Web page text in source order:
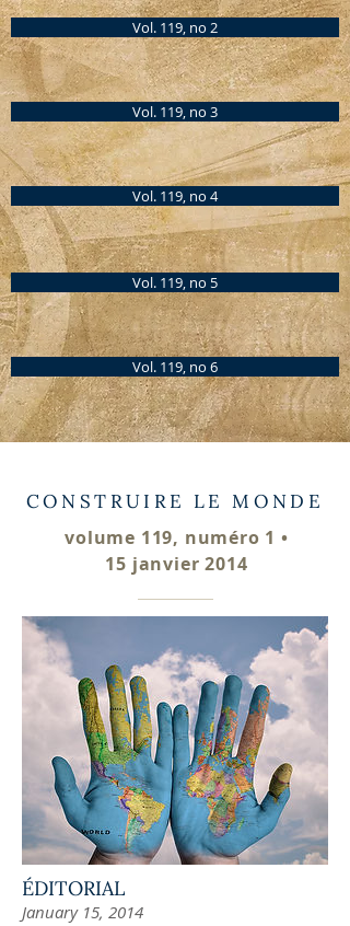
Vol. 119, no 2
Vol. 119, no 3
Vol. 119, no 4
Vol. 119, no 5
Vol. 119, no 6
CONSTRUIRE LE MONDE
volume 119, numéro 1 •
15 janvier 2014
ÉDITORIAL
January 15, 2014